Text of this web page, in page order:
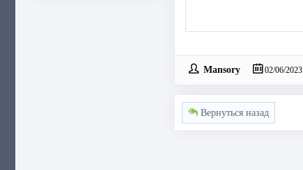
Mansory 02/06/2023
Вернуться назад